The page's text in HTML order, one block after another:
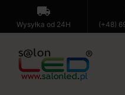
local_shipping
Wysyłka od 24H (+48)